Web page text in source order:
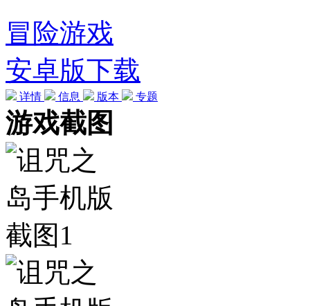
冒险游戏
安卓版下载
详情 信息 版本 专题
游戏截图